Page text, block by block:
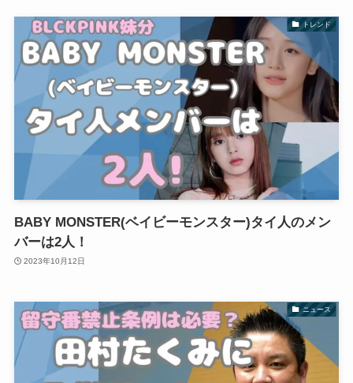
トレンド
BABY MONSTER(ベイビーモンスター)タイ人のメン
バーは2人！
2023年10月12日
ニュース